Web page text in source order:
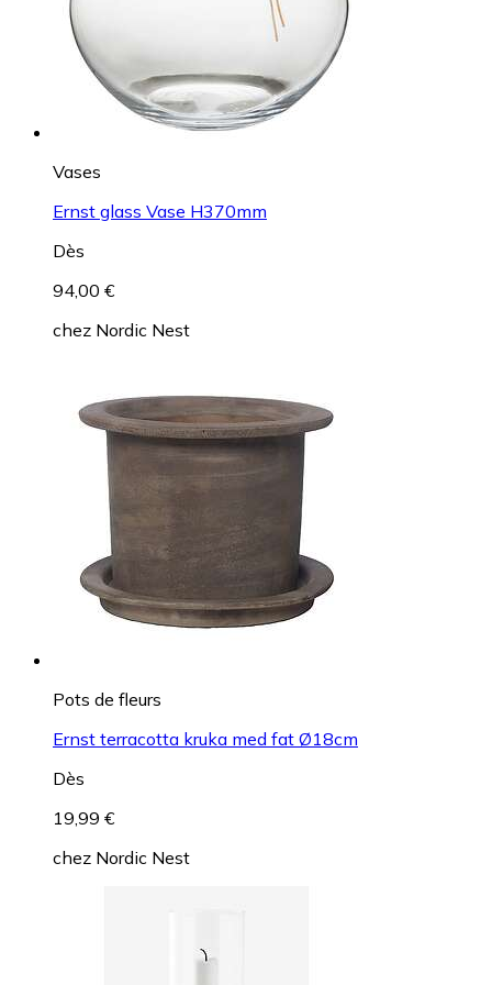
Vases
Ernst glass Vase H370mm
Dès
94,00 €
chez Nordic Nest
Pots de fleurs
Ernst terracotta kruka med fat Ø18cm
Dès
19,99 €
chez Nordic Nest